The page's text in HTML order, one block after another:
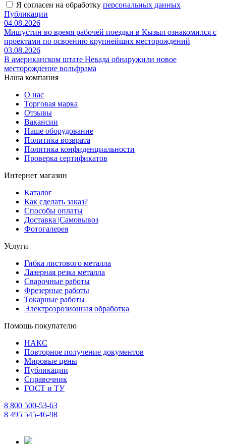
Я согласен на обработку персональных данных
Публикации
04.08.2026
Мишустин во время рабочей поездки в Кызыл ознакомился с
проектами по освоению крупнейших месторождений
03.08.2026
В американском штате Невада обнаружили новое
месторождение вольфрама
Наша компания
О нас
Торговая марка
Отзывы
Вакансии
Наше оборудование
Политика возврата
Политика конфиденциальности
Проверка сертификатов
Интернет магазин
Каталог
Как сделать заказ?
Способы оплаты
Доставка |Cамовывоз
Фотогалерея
Услуги
Гибка листового металла
Лазерная резка металла
Сварочные работы
Фрезерные работы
Токарные работы
Электроэрозионная обработка
Помощь покупателю
НАКС
Повторное получение документов
Мировые цены
Публикации
Справочник
ГОСТ и ТУ
8 800 500-53-63
8 495 545-46-98